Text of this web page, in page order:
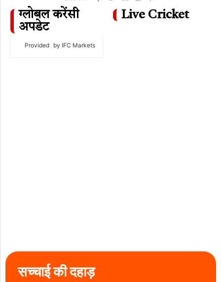
ग्लोबल करेंसी
अपडेट
Provided by IFC Markets
Live Cricket
सच्चाई की दहाड़